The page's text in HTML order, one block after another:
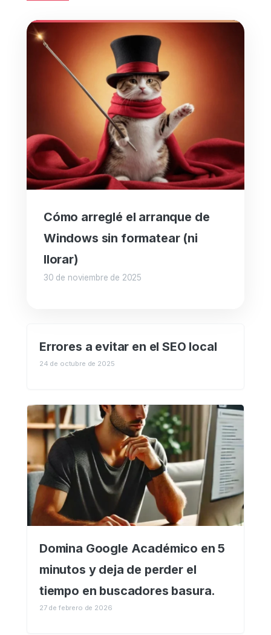
Cómo arreglé el arranque de
Windows sin formatear (ni
llorar)
30 de noviembre de 2025
Errores a evitar en el SEO local
24 de octubre de 2025
Domina Google Académico en 5
minutos y deja de perder el
tiempo en buscadores basura.
27 de febrero de 2026